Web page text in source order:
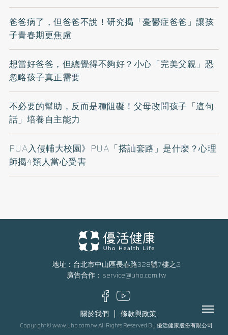
爸爸病了，但爸爸不說！研究揭「憂鬱症爸爸」讓孩
子青春期更焦慮
想當好爸爸，但總覺得不夠好？小心「完美父親」恐
忽略孩子真正需要
不必要的幫助，反而是種阻礙！父母改問孩子「這句
話」培養自主能力
PUA入侵輔大校園》PUA「搭訕套路」是什麼？心理
師揭4類人當心受害
地址：台北市中山區長春路328號7樓之2
廣告合作： service@uho.com.tw
關於我們 條款與政策
Copyright © www.uho.com.tw All Rights Reserved By 優活健康股份有限公司
Menu